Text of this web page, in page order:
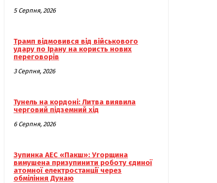
5 Серпня, 2026
Трамп відмовився від військового
удару по Ірану на користь нових
переговорів
3 Серпня, 2026
Тунель на кордоні: Литва виявила
черговий підземний хід
6 Серпня, 2026
Зупинка АЕС «Пакш»: Угорщина
вимушена призупинити роботу єдиної
атомної електростанції через
обміління Дунаю